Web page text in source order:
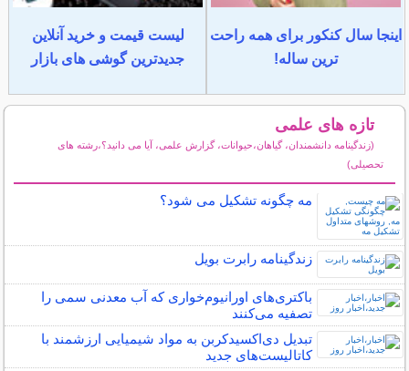
اینجا سال کنکور برای همه راحت
ترین ساله!
لیست قیمت و خرید آنلاین
جدیدترین گوشی های بازار
تازه های علمی
(زندگینامه دانشمندان، گیاهان،حیوانات، گزارش علمی، آیا می دانید؟،رشته های
تحصیلی)
مه چگونه تشکیل می شود؟
زندگینامه رابرت بویل
باکتری‌های اورانیوم‌خواری که آب معدنی سمی را
تصفیه می‌کنند
تبدیل دی‌اکسیدکربن به مواد شیمیایی ارزشمند با
کاتالیست‌های جدید